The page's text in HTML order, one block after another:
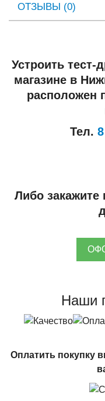
ОТЗЫВЫ (0)
Устроить
магазине в
расположен
Тел.
Либо закажите
Наши
Оплатить